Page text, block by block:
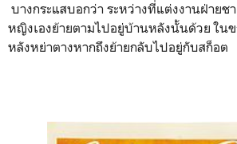
บางกระแสบอกว่า ระหว่างที่แต่งงานฝ่ายช
หญิงเองย้ายตามไปอยู่บ้านหลังนั้นด้วย ใน
หลังหย่าตางหากถึงย้ายกลับไปอยู่กับสก็อต